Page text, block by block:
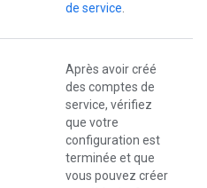
de service.
Après avoir créé
des comptes de
service, vérifiez
que votre
configuration est
terminée et que
vous pouvez créer